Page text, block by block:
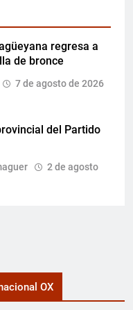
regresa a
de bronce
7 de agosto de 2026
del Partido
2 de agosto
OX